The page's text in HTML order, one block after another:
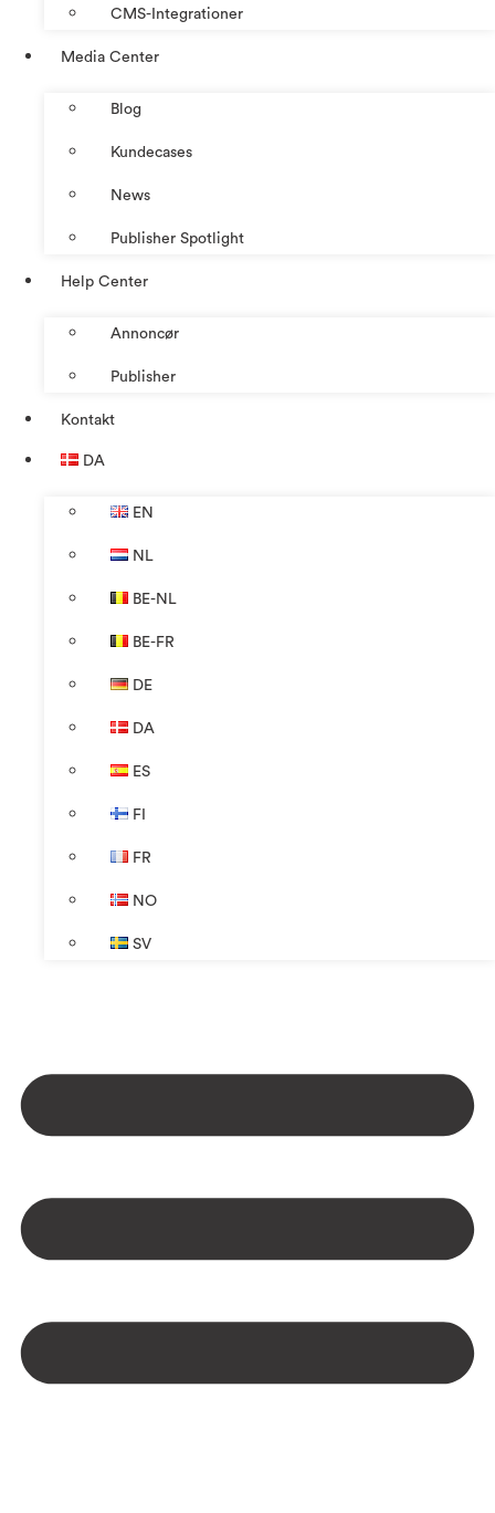
CMS-Integrationer
Media Center
Blog
Kundecases
News
Publisher Spotlight
Help Center
Annoncør
Publisher
Kontakt
DA
EN
NL
BE-NL
BE-FR
DE
DA
ES
FI
FR
NO
SV